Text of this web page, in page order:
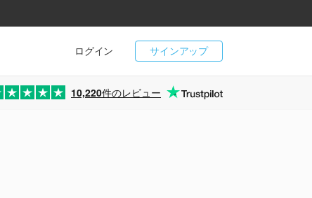
サインアップ
ログイン
10,220件のレビュー